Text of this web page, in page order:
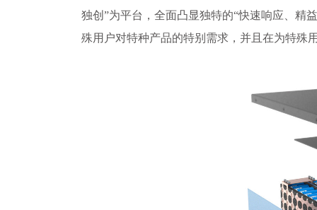
独创”为平台，全面凸显独特的“快速响应、精
殊用户对特种产品的特别需求，并且在为特殊